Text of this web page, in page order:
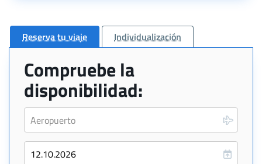
Reserva tu viaje Individualización
Compruebe la
disponibilidad: